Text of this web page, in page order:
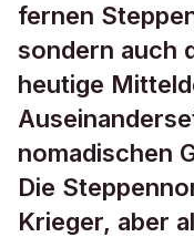
fernen
sondern auch
heutige
nomadischen
Die
Krieger, aber